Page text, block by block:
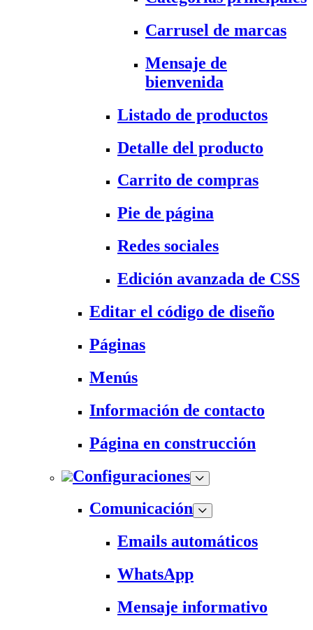
Carrusel de marcas
Mensaje de
bienvenida
Listado de productos
Detalle del producto
Carrito de compras
Pie de página
Redes sociales
Edición avanzada de CSS
Editar el código de diseño
Páginas
Menús
Información de contacto
Página en construcción
Configuraciones
Comunicación
Emails automáticos
WhatsApp
Mensaje informativo